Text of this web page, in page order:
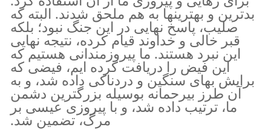
بدترین و بهترینها به هم ملحق شدند. البته که
صلیب، پاسخ نهایی در این جنگ نبود؛ بلکه
قبر خالی و خداوند قیام کرده، نتیجه نهایی
این نبرد هستند. ما پیروزمندانی هستیم که
این فیض را دریافت کرده ایم، فیضی که
برایش بهای سنگین و دردناکی داده شد، و به
آن طرز بیرحمانه بوسیله بزرگترین دشمن
ما، ترتیب داده شد، و با پیروزی عیسی بر
مرگ، تضمین شد.